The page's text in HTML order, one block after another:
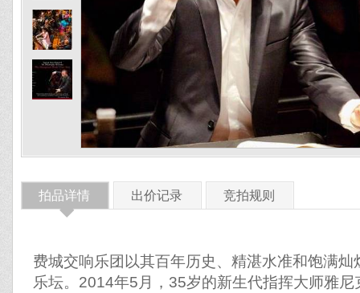
拍品详情
◆
出价记录 竞拍规则
费城交响乐团以其百年历史、精湛水准和饱满灿
乐坛。2014年5月，35岁的新生代指挥大师雅尼